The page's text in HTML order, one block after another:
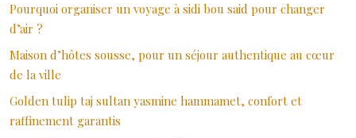
Pourquoi organiser un voyage à sidi bou said pour changer
d’air ?
Maison d’hôtes sousse, pour un séjour authentique au cœur
de la ville
Golden tulip taj sultan yasmine hammamet, confort et
raffinement garantis